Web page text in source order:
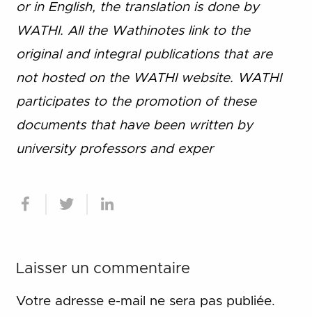
or in English, the translation is done by
WATHI. All the Wathinotes link to the
original and integral publications that are
not hosted on the WATHI website. WATHI
participates to the promotion of these
documents that have been written by
university professors and exper
Laisser un commentaire
Votre adresse e-mail ne sera pas publiée.